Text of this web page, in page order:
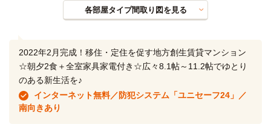
各部屋タイプ間取り図を見る
2022年2月完成！移住・定住を促す地方創生賃貸マンション
☆朝夕2食＋全室家具家電付き☆広々8.1帖～11.2帖でゆとり
のある新生活を♪
インターネット無料／防犯システム「ユニセーフ24」／
南向きあり